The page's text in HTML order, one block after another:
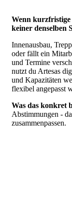
Wenn
keiner denselben
Innenausbau,
oder fällt ein
und Termine
nutzt du Artesas
und Kapazitäten
flexibel angepasst
Was das konkret
Abstimmungen -
zusammenpassen.